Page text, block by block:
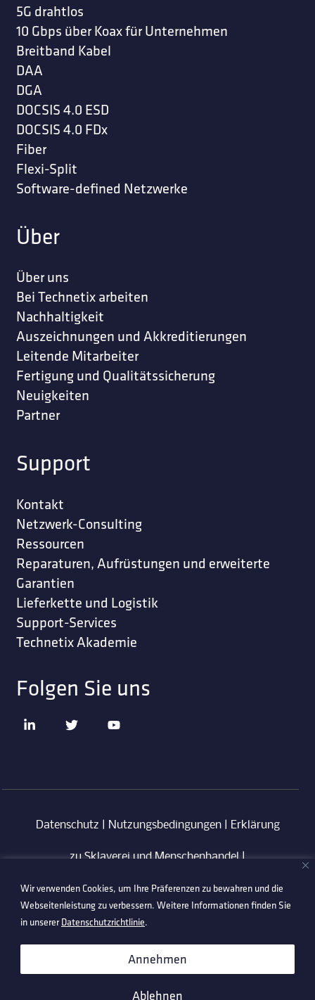
Wir verwenden Cookies, um Ihre Präferenzen zu bewahren und die
Webseitenleistung zu verbessern. Weitere Informationen finden Sie
in unsererDatenschutzrichtlinie.
Ablehnen
Annehmen
5G drahtlos
10 Gbps über Koax für Unternehmen
Breitband Kabel
DAA
DGA
DOCSIS 4.0 ESD
DOCSIS 4.0 FDx
Fiber
Flexi-Split
Software-defined Netzwerke
Über
Über uns
Bei Technetix arbeiten
Nachhaltigkeit
Auszeichnungen und Akkreditierungen
Leitende Mitarbeiter
Fertigung und Qualitätssicherung
Neuigkeiten
Partner
Support
Kontakt
Netzwerk-Consulting
Ressourcen
Reparaturen, Aufrüstungen und erweiterte
Garantien
Lieferkette und Logistik
Support-Services
Technetix Akademie
Folgen Sie uns
Datenschutz Nutzungsbedingungen| Erklärung
zu Sklaverei und Menschenhandel|
Verhaltenskodex für Lieferanten|Anti-
Korruptionsrichtlinie